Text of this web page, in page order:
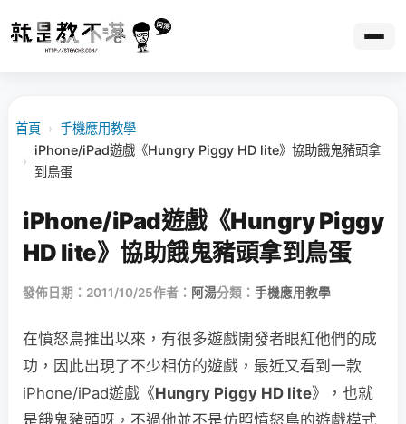
首頁 › 手機應用教學
›
iPhone/iPad遊戲《Hungry Piggy HD lite》協助餓鬼豬頭拿
到鳥蛋
iPhone/iPad遊戲《Hungry Piggy
HD lite》協助餓鬼豬頭拿到鳥蛋
發佈日期：2011/10/25作者： 阿湯分類： 手機應用教學
在憤怒鳥推出以來，有很多遊戲開發者眼紅他們的成
功，因此出現了不少相仿的遊戲，最近又看到一款
iPhone/iPad遊戲《Hungry Piggy HD lite》，也就
是餓鬼豬頭呀，不過他並不是仿照憤怒鳥的遊戲模式